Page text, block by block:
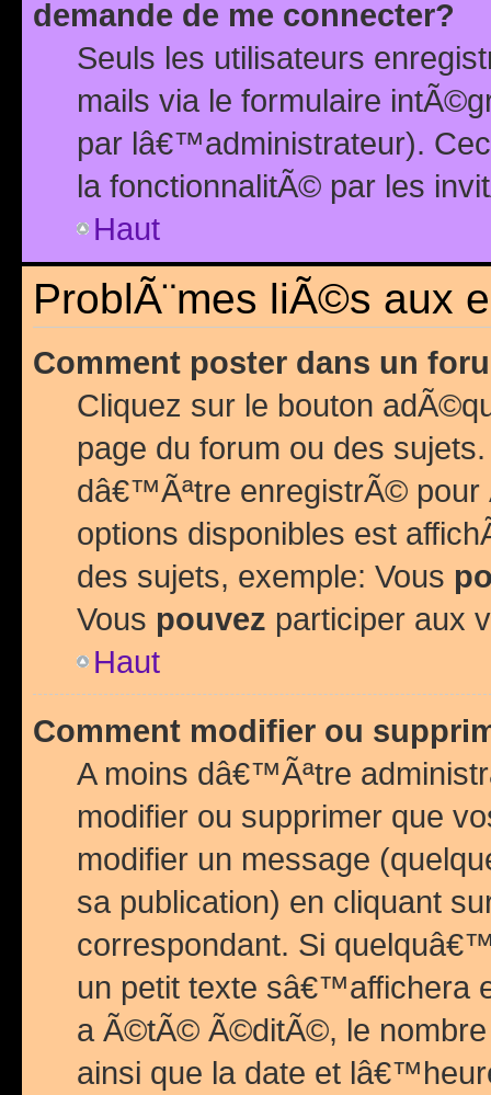
demande de me connecter?
Seuls les utilisateurs
mails via le formulaire
par lâ€™administrateur).
la fonctionnalitÃ© par les
Haut
ProblÃ¨mes liÃ©s aux
Comment poster dans un
Cliquez sur le bouton
page du forum ou des
dâ€™Ãªtre enregistrÃ©
options disponibles est
des sujets, exemple: Vous
Vous pouvez participer aux
Haut
Comment modifier ou
A moins dâ€™Ãªtre
modifier ou supprimer que
modifier un message
sa publication) en cliquant
correspondant. Si
un petit texte sâ€™affichera
a Ã©tÃ© Ã©ditÃ©, le
ainsi que la date et